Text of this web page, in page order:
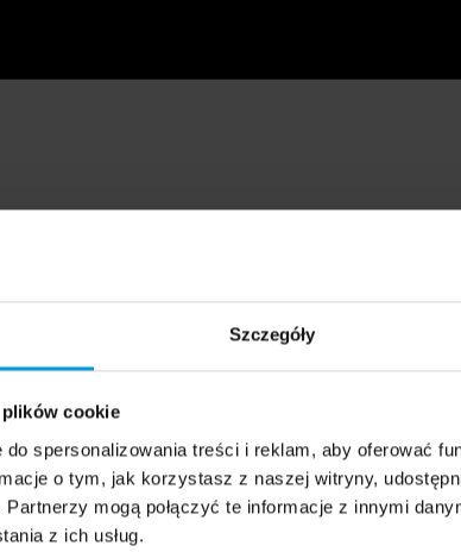
Szczegóły
cookie
spersonalizowania treści i reklam, aby oferować
o tym, jak korzystasz z naszej witryny,
mogą połączyć te informacje z innymi
z ich usług.